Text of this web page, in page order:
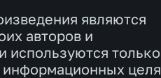
являются
авторов и
используются
информационных